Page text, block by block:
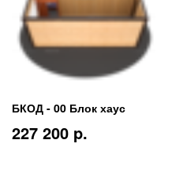
БКОД - 00 Блок хаус
227 200 p.